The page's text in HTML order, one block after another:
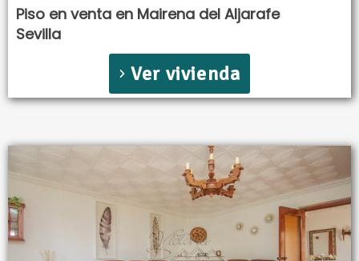
Piso en venta en Mairena del Aljarafe
Sevilla
Ver vivienda